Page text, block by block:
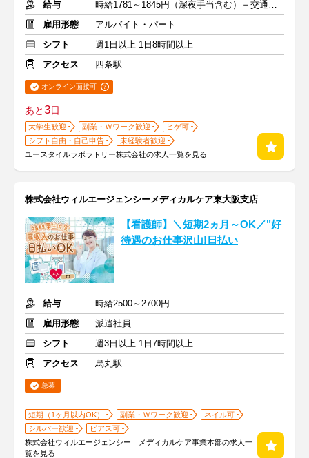
給与
時給1781～1845円（深夜手当含む）＋交通費支給
雇用形態
アルバイト・パート
シフト
週1日以上 1日8時間以上
アクセス
四条駅
オンライン面接可
あと3日
大学生歓迎 副業・Ｗワーク歓迎
ヒゲ可
シフト自由・自己申告
未経験者歓迎
ユースタイルラボラトリー株式会社の求人一覧を見る
株式会社ウィルエージェンシーメディカルケア東大阪支店
【看護師】＼短期2ヵ月～OK／"好
待遇のお仕事沢山!日払い
給与
時給2500～2700円
雇用形態
派遣社員
シフト
週3日以上 1日7時間以上
アクセス
烏丸駅
急募
短期（1ヶ月以内OK） 副業・Ｗワーク歓迎
ネイル可
シルバー歓迎
ピアス可
株式会社ウィルエージェンシー メディカルケア事業本部の求人一
覧を見る